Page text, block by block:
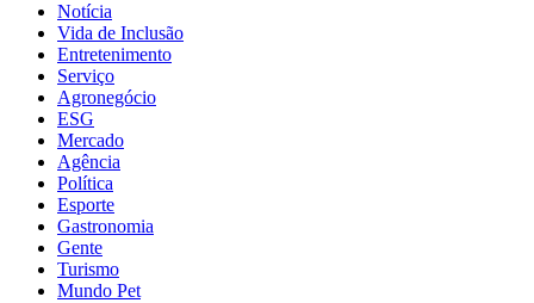
Notícia
Vida de Inclusão
Entretenimento
Serviço
Agronegócio
ESG
Mercado
Agência
Política
Esporte
Gastronomia
Gente
Turismo
Mundo Pet